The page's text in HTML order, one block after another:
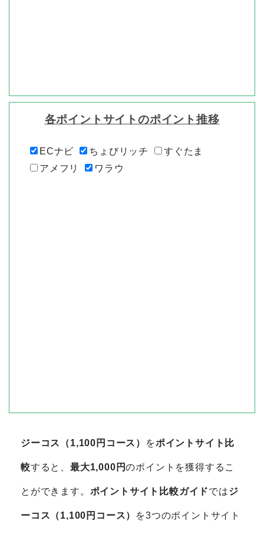
各ポイントサイトのポイント推移
ECナビ ちょびリッチ
すぐたま
アメフリ
ワラウ
ジーコス（1,100円コース） をポイントサイト比
較すると、最大1,000円のポイントを獲得するこ
とができます。 ポイントサイト比較ガイドではジ
ーコス（1,100円コース） を3つのポイントサイト